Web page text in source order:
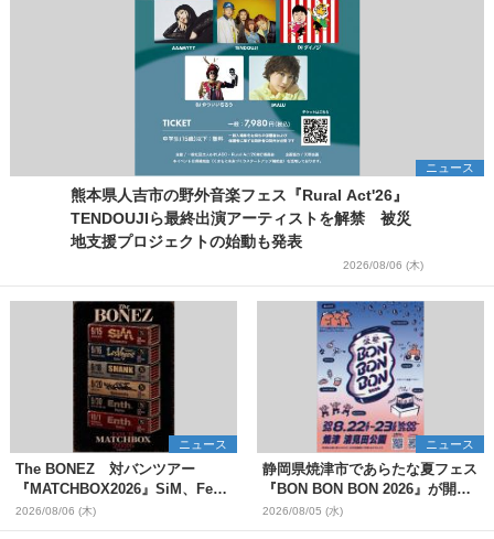
ニュース
熊本県人吉市の野外音楽フェス『Rural Act'26』
TENDOUJIら最終出演アーティストを解禁 被災
地支援プロジェクトの始動も発表
2026/08/06 (木)
ニュース
The BONEZ 対バンツアー
『MATCHBOX2026』SiM、Fear,
and Loathing in Las Vegasら対
バンアーティストを一斉解禁
2026/08/06 (木)
ニュース
静岡県焼津市であらたな夏フェス
『BON BON BON 2026』が開
催 音楽ライブ×盆踊り×DJ×屋台
グルメ×ランタンナイトで彩る2日
2026/08/05 (水)